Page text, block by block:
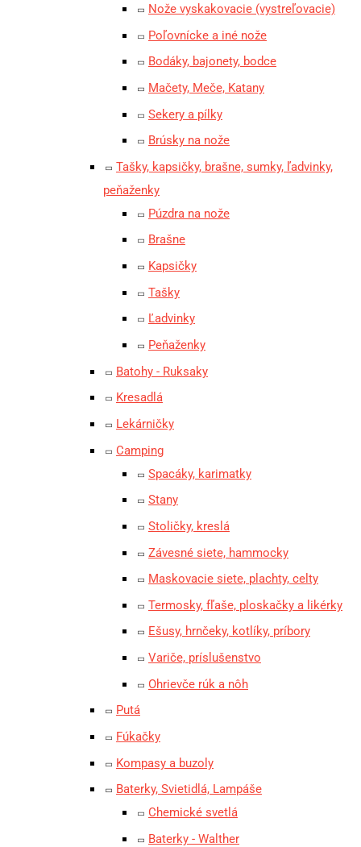
Nože vyskakovacie (vystreľovacie)
Poľovnícke a iné nože
Bodáky, bajonety, bodce
Mačety, Meče, Katany
Sekery a pílky
Brúsky na nože
Tašky, kapsičky, brašne, sumky, ľadvinky,
peňaženky
Púzdra na nože
Brašne
Kapsičky
Tašky
Ľadvinky
Peňaženky
Batohy - Ruksaky
Kresadlá
Lekárničky
Camping
Spacáky, karimatky
Stany
Stoličky, kreslá
Závesné siete, hammocky
Maskovacie siete, plachty, celty
Termosky, fľaše, ploskačky a likérky
Ešusy, hrnčeky, kotlíky, príbory
Variče, príslušenstvo
Ohrievče rúk a nôh
Putá
Fúkačky
Kompasy a buzoly
Baterky, Svietidlá, Lampáše
Chemické svetlá
Baterky - Walther